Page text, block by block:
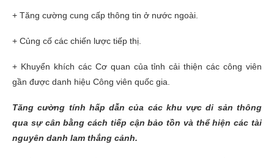
+ Tăng cường cung cấp thông tin ở nước ngoài.
+ Củng cố các chiến lược tiếp thị.
+ Khuyển khích các Cơ quan của tỉnh cải thiện các công viên
gần được danh hiệu Công viên quốc gia.
Tăng cường tính hấp dẫn của các khu vực di sản thông
qua sự cân bằng cách tiếp cận bảo tồn và thể hiện các tài
nguyên danh lam thắng cảnh.